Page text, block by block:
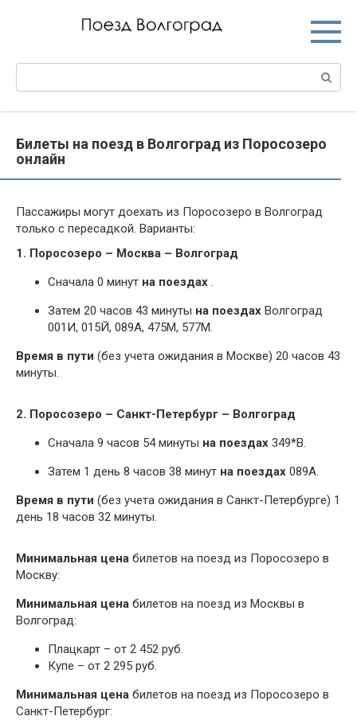
Билеты на поезд в Волгоград из Поросозеро
онлайн
Пассажиры могут доехать из Поросозеро в Волгоград
только с пересадкой. Варианты:
1. Поросозеро – Москва – Волгоград
Сначала 0 минут на поездах .
Затем 20 часов 43 минуты на поездах Волгоград
001И, 015Й, 089А, 475М, 577М.
Время в пути (без учета ожидания в Москве) 20 часов 43
минуты.
2. Поросозеро – Санкт-Петербург – Волгоград
Сначала 9 часов 54 минуты на поездах 349*В.
Затем 1 день 8 часов 38 минут на поездах 089А.
Время в пути (без учета ожидания в Санкт-Петербурге) 1
день 18 часов 32 минуты.
Минимальная цена билетов на поезд из Поросозеро в
Москву:
Минимальная цена билетов на поезд из Москвы в
Волгоград:
Плацкарт – от 2 452 руб.
Купе – от 2 295 руб.
Минимальная цена билетов на поезд из Поросозеро в
Санкт-Петербург: